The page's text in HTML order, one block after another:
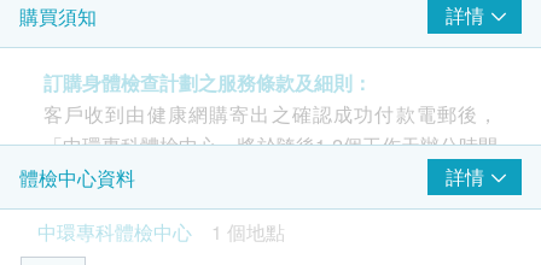
人類乳頭瘤病毒24型DNA基因分型
癌症指標
癌抗原125 (卵巢癌)
癌抗原15.3 (乳房) - 只限女性
基本健康評估
量度身高
購買須知 詳情
訂購身體檢查計劃之服務條款及細則：
客戶收到由健康網購寄出之確認成功付款電郵後，
「中環專科體檢中心」將於隨後1-2個工作天辦公時間
內，致電客戶預約身體檢查的時間及地點。客戶亦可
致電查詢或在訂單確認後一個工作天致電該中心預約
(電話/ Whatsapp：+852 5543 0000)。
體檢中心資料
詳情
中環專科體檢中心
1 個地點